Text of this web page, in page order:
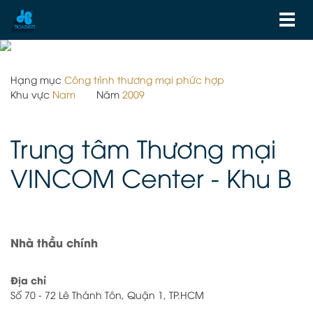
Hạng mục Công trình thương mại phức hợp
Khu vực Nam Năm 2009
Trung tâm Thương mại
VINCOM Center - Khu B
Nhà thầu chính
Địa chỉ
Số 70 - 72 Lê Thánh Tôn, Quận 1, TP.HCM